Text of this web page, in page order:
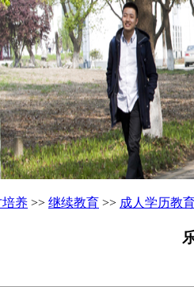
培养 >> 继续教育 >> 成人学历教